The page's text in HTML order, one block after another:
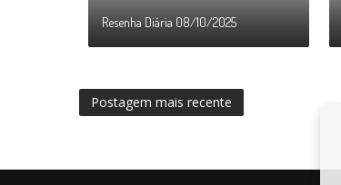
Resenha Diária 08/10/2025
Postagem mais recente